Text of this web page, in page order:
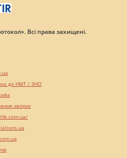
Всі права захищені.
до НМТ / ЗНО
хворих